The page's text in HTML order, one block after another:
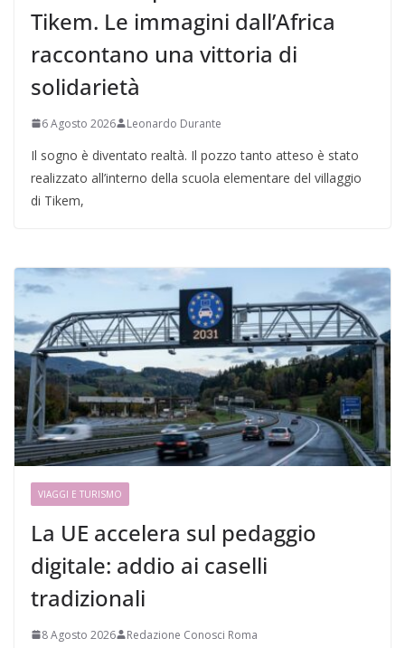
Tikem. Le immagini dall’Africa
raccontano una vittoria di
solidarietà
6 Agosto 2026 Leonardo Durante
Il sogno è diventato realtà. Il pozzo tanto atteso è stato
realizzato all’interno della scuola elementare del villaggio
di Tikem,
VIAGGI E TURISMO
La UE accelera sul pedaggio
digitale: addio ai caselli
tradizionali
8 Agosto 2026 Redazione Conosci Roma